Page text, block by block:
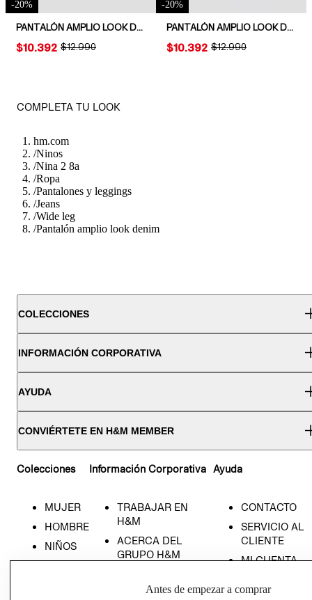
-20%
PANTALÓN AMPLIO LOOK DENIM
ORIGINAL PRICE:
$12.990
PRICE:
$10.392
-20%
PANTALÓN AMPLIO LOOK DENIM
ORIGINAL PRICE:
$12.990
PRICE:
$10.392
COMPLETA TU LOOK
hm.com
/Ninos
/Nina 2 8a
/Ropa
/Pantalones y leggings
/Jeans
/Wide leg
/Pantalón amplio look denim
COLECCIONES
INFORMACIÓN CORPORATIVA
AYUDA
CONVIÉRTETE EN H&M MEMBER
Colecciones
MUJER
HOMBRE
NIÑOS
Información Corporativa
TRABAJAR EN
H&M
ACERCA DEL
GRUPO H&M
SOCIAL
Ayuda
CONTACTO
SERVICIO AL
CLIENTE
MI CUENTA
TIENDAS
Antes de empezar a comprar